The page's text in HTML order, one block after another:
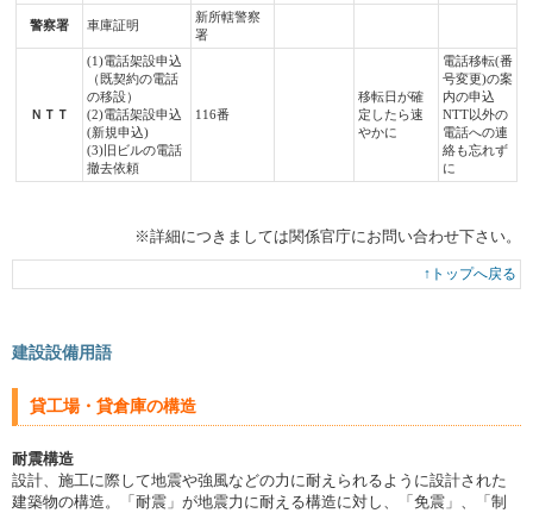
警察署 車庫証明
新所轄警察
署
ＮＴＴ
(1)電話架設申込
（既契約の電話
の移設）
(2)電話架設申込
(新規申込)
(3)旧ビルの電話
撤去依頼
116番
移転日が確
定したら速
やかに
電話移転(番
号変更)の案
内の申込
NTT以外の
電話への連
絡も忘れず
に
※詳細につきましては関係官庁にお問い合わせ下さい。
↑トップへ戻る
建設設備用語
貸工場・貸倉庫の構造
耐震構造
設計、施工に際して地震や強風などの力に耐えられるように設計された
建築物の構造。「耐震」が地震力に耐える構造に対し、「免震」、「制